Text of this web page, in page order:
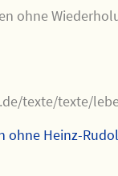
ohne
texte/texte/
ohne Heinz-